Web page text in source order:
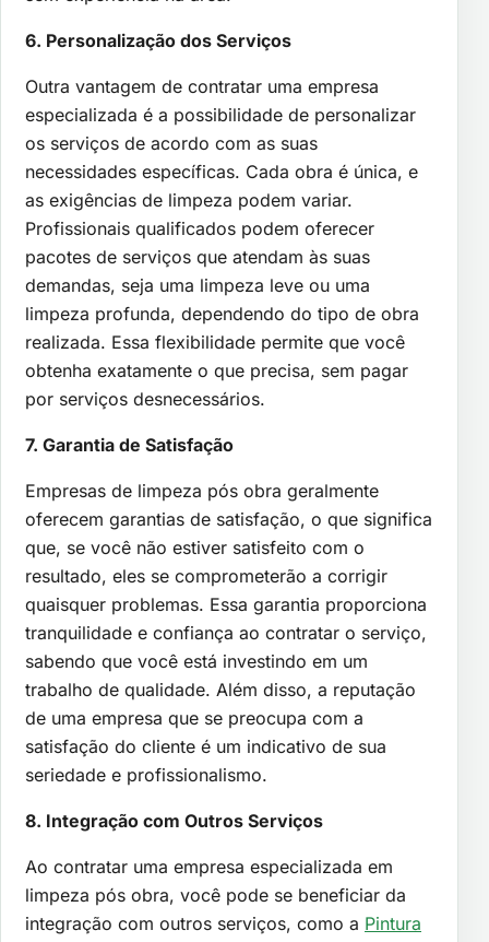
6. Personalização dos Serviços
Outra vantagem de contratar uma empresa
especializada é a possibilidade de personalizar
os serviços de acordo com as suas
necessidades específicas. Cada obra é única, e
as exigências de limpeza podem variar.
Profissionais qualificados podem oferecer
pacotes de serviços que atendam às suas
demandas, seja uma limpeza leve ou uma
limpeza profunda, dependendo do tipo de obra
realizada. Essa flexibilidade permite que você
obtenha exatamente o que precisa, sem pagar
por serviços desnecessários.
7. Garantia de Satisfação
Empresas de limpeza pós obra geralmente
oferecem garantias de satisfação, o que significa
que, se você não estiver satisfeito com o
resultado, eles se comprometerão a corrigir
quaisquer problemas. Essa garantia proporciona
tranquilidade e confiança ao contratar o serviço,
sabendo que você está investindo em um
trabalho de qualidade. Além disso, a reputação
de uma empresa que se preocupa com a
satisfação do cliente é um indicativo de sua
seriedade e profissionalismo.
8. Integração com Outros Serviços
Ao contratar uma empresa especializada em
limpeza pós obra, você pode se beneficiar da
integração com outros serviços, como a Pintura